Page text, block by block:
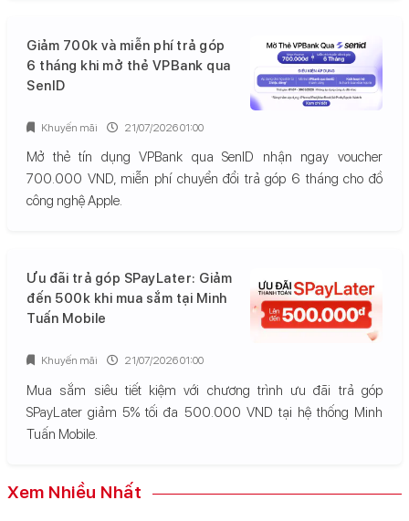
Giảm 700k và miễn phí trả góp
6 tháng khi mở thẻ VPBank qua
SenID
Mở thẻ tín dụng VPBank qua SenID nhận ngay voucher
700.000 VND, miễn phí chuyển đổi trả góp 6 tháng cho đồ
công nghệ Apple.
Khuyến mãi 21/07/2026 01:00
Ưu đãi trả góp SPayLater: Giảm
đến 500k khi mua sắm tại Minh
Tuấn Mobile
Mua sắm siêu tiết kiệm với chương trình ưu đãi trả góp
SPayLater giảm 5% tối đa 500.000 VND tại hệ thống Minh
Tuấn Mobile.
Khuyến mãi 21/07/2026 01:00
Xem Nhiều Nhất